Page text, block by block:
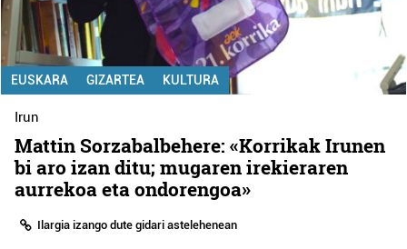
EUSKARA GIZARTEA KULTURA
Irun
Mattin Sorzabalbehere: «Korrikak Irunen
bi aro izan ditu; mugaren irekieraren
aurrekoa eta ondorengoa»
Ilargia izango dute gidari astelehenean